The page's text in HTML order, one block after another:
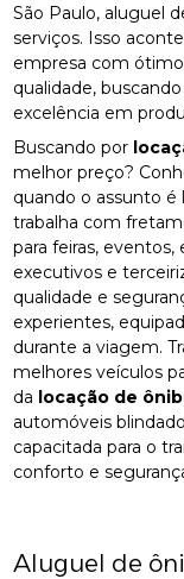
São Paulo, aluguel
serviços. Isso
empresa com
qualidade,
excelência em
Buscando por
melhor preço?
quando o assunto é
trabalha com
para feiras,
executivos e
qualidade e
experientes,
durante a viagem.
melhores veículos
da locação de
automóveis
capacitada para o
conforto e
Aluguel de